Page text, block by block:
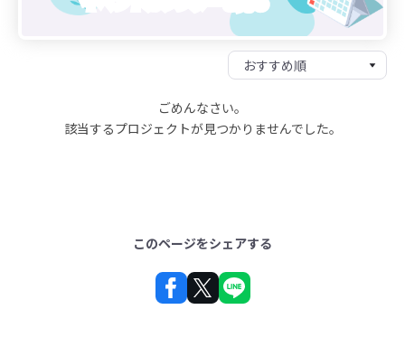
ごめんなさい。
該当するプロジェクトが見つかりませんでした。
このページをシェアする